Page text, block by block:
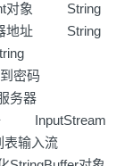
对象 String
器地址 String
得到密码
到服务器
册 InputStream
列表输入流